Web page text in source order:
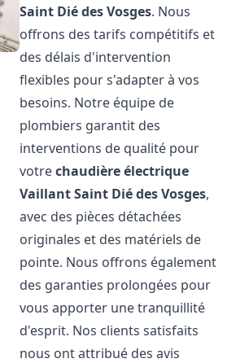
Saint Dié des Vosges. Nous
offrons des tarifs compétitifs et
des délais d'intervention
flexibles pour s'adapter à vos
besoins. Notre équipe de
plombiers garantit des
interventions de qualité pour
votrechaudière électrique
VaillantSaint Dié des Vosges,
avec des pièces détachées
originales et des matériels de
pointe. Nous offrons également
des garanties prolongées pour
vous apporter une tranquillité
d'esprit. Nos clients satisfaits
nous ont attribué des avis